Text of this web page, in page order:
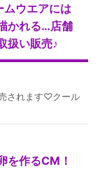
ムウエアには
かれる…店舗
扱い販売♪
されます♡クール
を作るCM！